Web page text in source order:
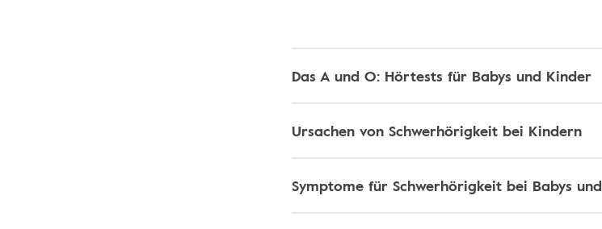
Das A und O: Hörtests für Babys und Kinder
Ursachen von Schwerhörigkeit bei Kindern
Symptome für Schwerhörigkeit bei Babys